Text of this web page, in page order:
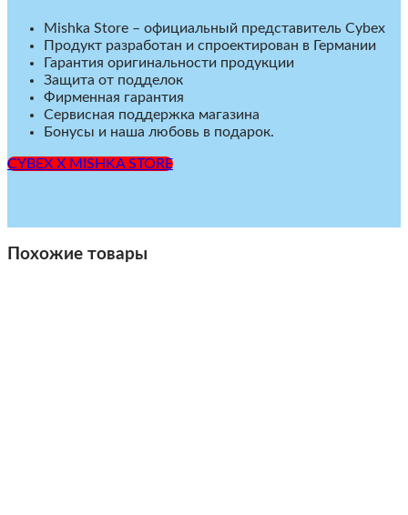
Mishka Store – официальный представитель Cybex
Продукт разработан и спроектирован в Германии
Гарантия оригинальности продукции
Защита от подделок
Фирменная гарантия
Сервисная поддержка магазина
Бонусы и наша любовь в подарок.
CYBEX X MISHKA STORE
Похожие товары